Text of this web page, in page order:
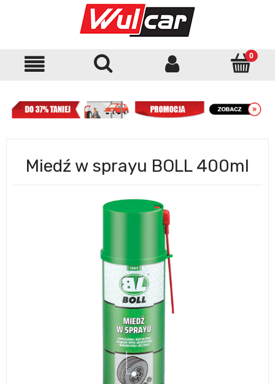
Miedź w sprayu BOLL 400ml